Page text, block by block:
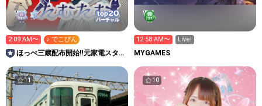
top20
バーチャル
2:09 AM〜 ♪ でこぴん
ほっぺ三蔵配布開始‼️元家電スタッ
12:58 AM〜 Live!
MYGAMES
11 10